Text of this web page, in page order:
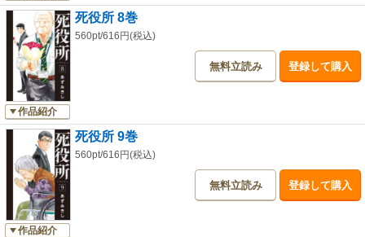
作品紹介
死役所 8巻
560pt/616円(税込)
無料立読み 登録して購入
作品紹介
死役所 9巻
560pt/616円(税込)
無料立読み 登録して購入